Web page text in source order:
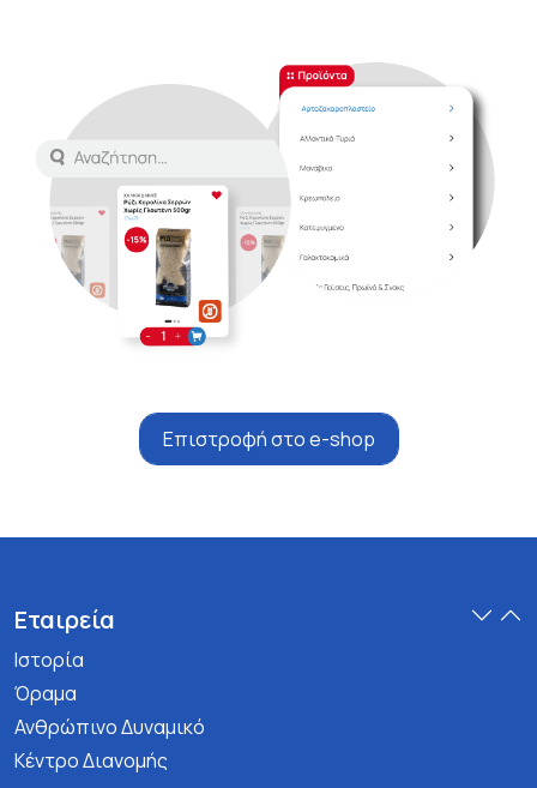
Επιστροφή στο e-shop
Εταιρεία
Ιστορία
Όραμα
Ανθρώπινο Δυναμικό
Κέντρο Διανομής